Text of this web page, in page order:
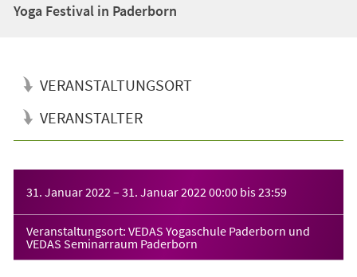
Yoga Festival in Paderborn
VERANSTALTUNGSORT
VERANSTALTER
31. Januar 2022 – 31. Januar 2022 00:00 bis23:59
Veranstaltungsort: VEDAS Yogaschule Paderborn und
VEDAS Seminarraum Paderborn